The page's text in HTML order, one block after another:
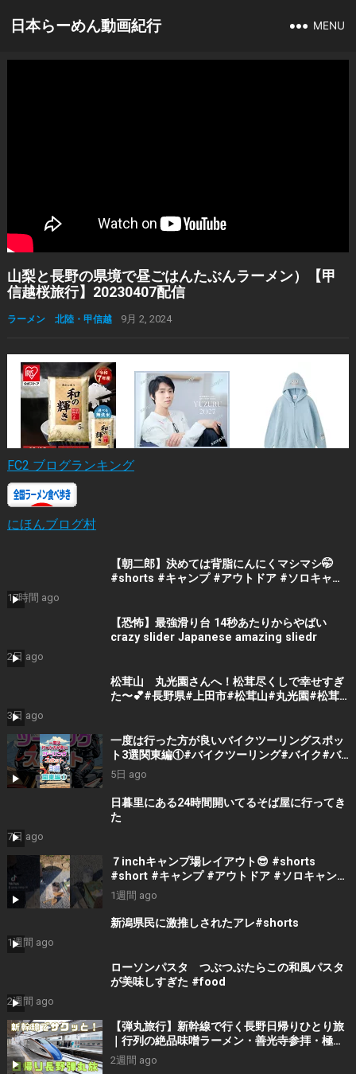
日本らーめん動画紀行 MENU
山梨と長野の県境で昼ごはんたぶんラーメン）【甲
信越桜旅行】20230407配信
ラーメン 北陸・甲信越 9月 2, 2024
FC2 ブログランキング
にほんブログ村
【朝二郎】決めては背脂にんにくマシマシ🤭
#shorts #キャンプ #アウトドア #ソロキャン
17時間 ago
【恐怖】最強滑り台 14秒あたりからやばい
crazy slider Japanese amazing sliedr
2日 ago
松茸山 丸光園さんへ！松茸尽くしで幸せすぎ
た〜💕#長野県#上田市#松茸山#丸光園#松茸#
ンチ
3日 ago
一度は行った方が良いバイクツーリングスポッ
ト3選関東編①#バイクツーリング#バイク#バ
イク初心者#バイクチャンネル#バイクランキン
グ#バイクランキング
#motorcycle#japantravel
5日 ago
日暮里にある24時間開いてるそば屋に行ってき
た
7日 ago
７inchキャンプ場レイアウト😎 #shorts
#short #キャンプ #アウトドア #ソロキャンプ
#ファミキャン #dod #焚き火 #youtube
#espcampchannel
1週間 ago
新潟県民に激推しされたアレ#shorts
1週間 ago
ローソンパスタ つぶつぶたらこの和風パスタ
が美味しすぎた #food
2週間 ago
【弾丸旅行】新幹線で行く長野日帰りひとり旅
｜行列の絶品味噌ラーメン・善光寺参拝・極上
サウナと戸隠そばを1日で遊び尽くす！
2週間 ago